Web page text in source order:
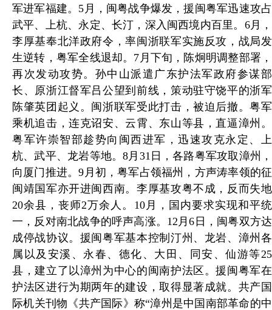
军进军福建。5月，闽粤战争爆发，援闽粤军迅速攻占
武平、上杭、永定、长汀，深入闽西境内百里。6月，
李厚基奉北洋政府令，率闽浙联军实施反攻，战局发
生逆转，粤军全线退却。7月下旬，陈炯明调整部署，
再次发动攻势。孙中山派遣广东护法军政府参谋部
长、原浙江督军吕公望到前线，策动驻守饶平的浙军
陈肇英团起义。闽浙联军受此打击，被迫后撤。粤军
乘机追击，连克诏安、云霄、东山等县，直逼漳州。
粤军许崇智部趁势向闽西进军，迅速攻克永定、上
杭、武平、龙岩等地。8月31日，各路粤军攻取漳州，
向厦门推进。9月初，粤军占领福州，方声涛率领的征
闽靖国军亦开进闽西南。李厚基攻粤不成，反而失地
20余县，丧师2万余人。10月，国内要求实现和平统
一，反对南北战争的呼声高涨。12月6日，闽粤双方达
成停战协议。援闽粤军基本控制汀州、龙岩、漳州各
属以及安溪、永春、德化、大田、同安、仙游等25
县，建立了以漳州为中心的闽南护法区。援闽粤军在
护法区进行为期两年的建设，取得显著成就。共产国
际机关刊物《共产国际》称“漳州是中国南部革命的中